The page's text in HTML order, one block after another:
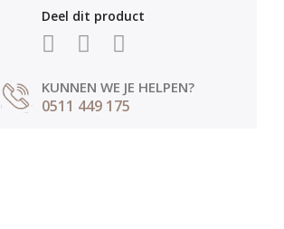
Deel dit product
KUNNEN WE JE HELPEN?
0511 449 175